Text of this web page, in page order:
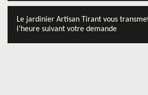
Le jardinier Artisan Tirant vous
l’heure suivant votre demande